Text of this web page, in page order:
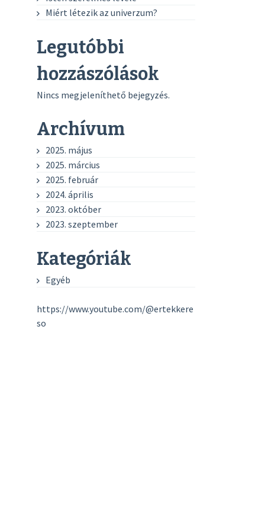
Miért létezik az univerzum?
Legutóbbi
hozzászólások
Nincs megjeleníthető bejegyzés.
Archívum
2025. május
2025. március
2025. február
2024. április
2023. október
2023. szeptember
Kategóriák
Egyéb
https://www.youtube.com/@ertekkere
so